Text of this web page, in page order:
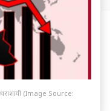
धराशायी (Image Source: